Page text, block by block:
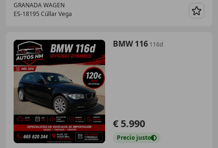
GRANADA WAGEN
ES-18195 Cúllar Vega
BMW 116 116d
€ 5.990
Precio justo